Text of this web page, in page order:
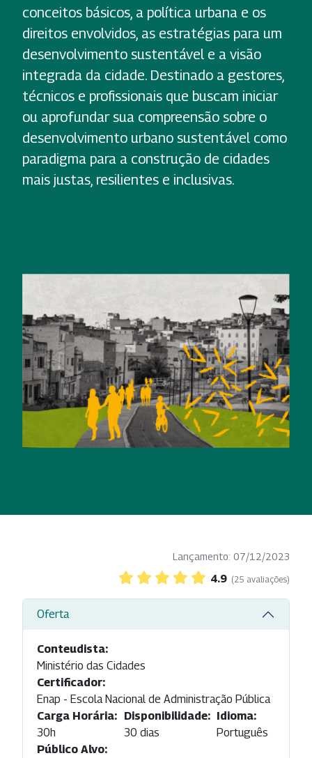
conceitos básicos, a política urbana e os
direitos envolvidos, as estratégias para um
desenvolvimento sustentável e a visão
integrada da cidade. Destinado a gestores,
técnicos e profissionais que buscam iniciar
ou aprofundar sua compreensão sobre o
desenvolvimento urbano sustentável como
paradigma para a construção de cidades
mais justas, resilientes e inclusivas.
Lançamento: 07/12/2023
4.9 (25 avaliações)
Oferta
Conteudista:
Ministério das Cidades
Certificador:
Enap - Escola Nacional de Administração Pública
Carga Horária:
30h
Disponibilidade:
30 dias
Idioma:
Português
Público Alvo: